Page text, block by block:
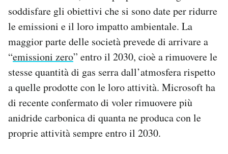
soddisfare gli obiettivi che si sono date per ridurre
le emissioni e il loro impatto ambientale. La
maggior parte delle società prevede di arrivare a
“emissioni zero” entro il 2030, cioè a rimuovere le
stesse quantità di gas serra dall’atmosfera rispetto
a quelle prodotte con le loro attività. Microsoft ha
di recente confermato di voler rimuovere più
anidride carbonica di quanta ne produca con le
proprie attività sempre entro il 2030.